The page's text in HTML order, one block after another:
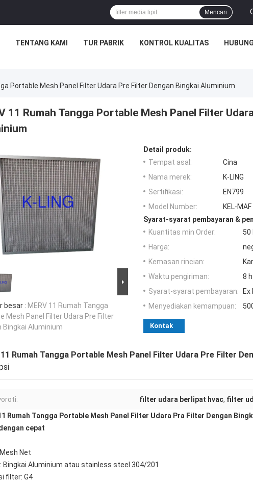
Mencari
TENTANG KAMI TUR PABRIK KONTROL KUALITAS
Portable Mesh Panel Filter Udara Pre Filter Dengan Bingkai Aluminium
11 Rumah Tangga Portable Mesh Panel Filter
besar : MERV 11 Rumah Tangga
Mesh Panel Filter Udara Pre Filter
Bingkai Aluminium
Detail produk:
Tempat asal:
Cina
Nama merek:
K-LING
Sertifikasi:
EN799
Model Number:
KEL-MAF
Syarat-syarat pembayaran &
Kuantitas min Order:
50
Harga:
Kemasan rincian:
Waktu pengiriman:
8
Syarat-syarat pembayaran:
Ex
Menyediakan kemampuan:
Kontak
11 Rumah Tangga Portable Mesh Panel Filter Udara Pre Filter
filter udara berlipat hvac, filter
Rumah Tangga Portable Mesh Panel Filter Udara Pra Filter Dengan
cepat
Net
Bingkai Aluminium atau stainless steel 304/201
filter: G4